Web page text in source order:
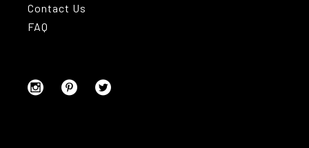
Contact Us
FAQ